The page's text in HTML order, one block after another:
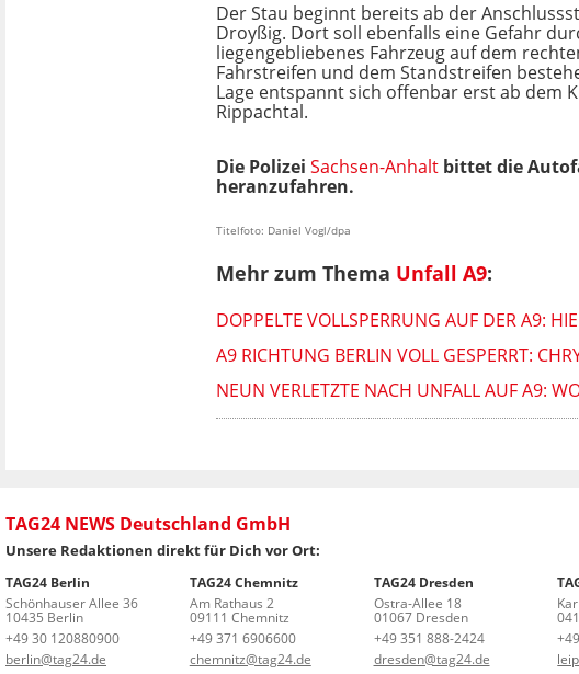
Der Stau beginnt bereits ab der
Droyßig. Dort soll ebenfalls eine Gefahr
liegengebliebenes Fahrzeug auf dem
Fahrstreifen und dem Standstreifen
Lage entspannt sich offenbar erst ab dem
Rippachtal.
Die Polizei Sachsen-Anhalt bittet die
heranzufahren.
Titelfoto: Daniel Vogl/dpa
Mehr zum Thema Unfall A9:
DOPPELTE VOLLSPERRUNG AUF DER A9:
A9 RICHTUNG BERLIN VOLL GESPERRT:
NEUN VERLETZTE NACH UNFALL AUF A9:
TAG24 NEWS Deutschland GmbH
Unsere Redaktionen direkt für Dich vor Ort:
TAG24 Berlin
Schönhauser Allee 36
10435 Berlin
+49 30 120880900
berlin@tag24.de
TAG24 Chemnitz
Am Rathaus 2
09111 Chemnitz
+49 371 6906600
chemnitz@tag24.de
TAG24 Dresden
Ostra-Allee 18
01067 Dresden
+49 351 888-2424
dresden@tag24.de